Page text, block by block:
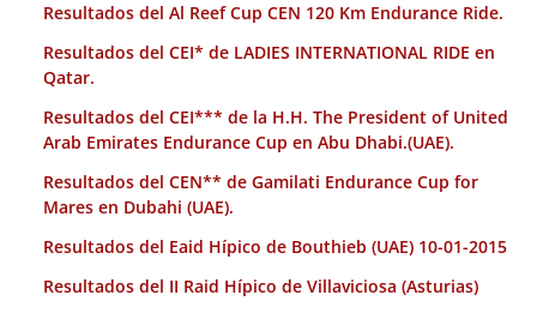
Resultados del Al Reef Cup CEN 120 Km Endurance Ride.
Resultados del CEI* de LADIES INTERNATIONAL RIDE en
Qatar.
Resultados del CEI*** de la H.H. The President of United
Arab Emirates Endurance Cup en Abu Dhabi.(UAE).
Resultados del CEN** de Gamilati Endurance Cup for
Mares en Dubahi (UAE).
Resultados del Eaid Hípico de Bouthieb (UAE) 10-01-2015
Resultados del II Raid Hípico de Villaviciosa (Asturias)